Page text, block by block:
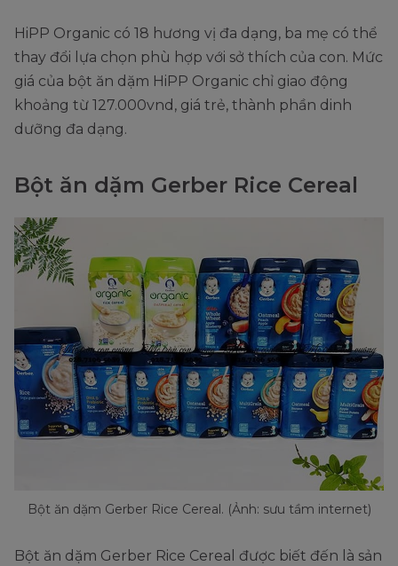
HiPP Organic có 18 hương vị đa dạng, ba mẹ có thể
thay đổi lựa chọn phù hợp với sở thích của con. Mức
giá của bột ăn dặm HiPP Organic chỉ giao động
khoảng từ 127.000vnd, giá trẻ, thành phần dinh
dưỡng đa dạng.
Bột ăn dặm Gerber Rice Cereal
Bột ăn dặm Gerber Rice Cereal. (Ảnh: sưu tầm internet)
Bột ăn dặm Gerber Rice Cereal được biết đến là sản